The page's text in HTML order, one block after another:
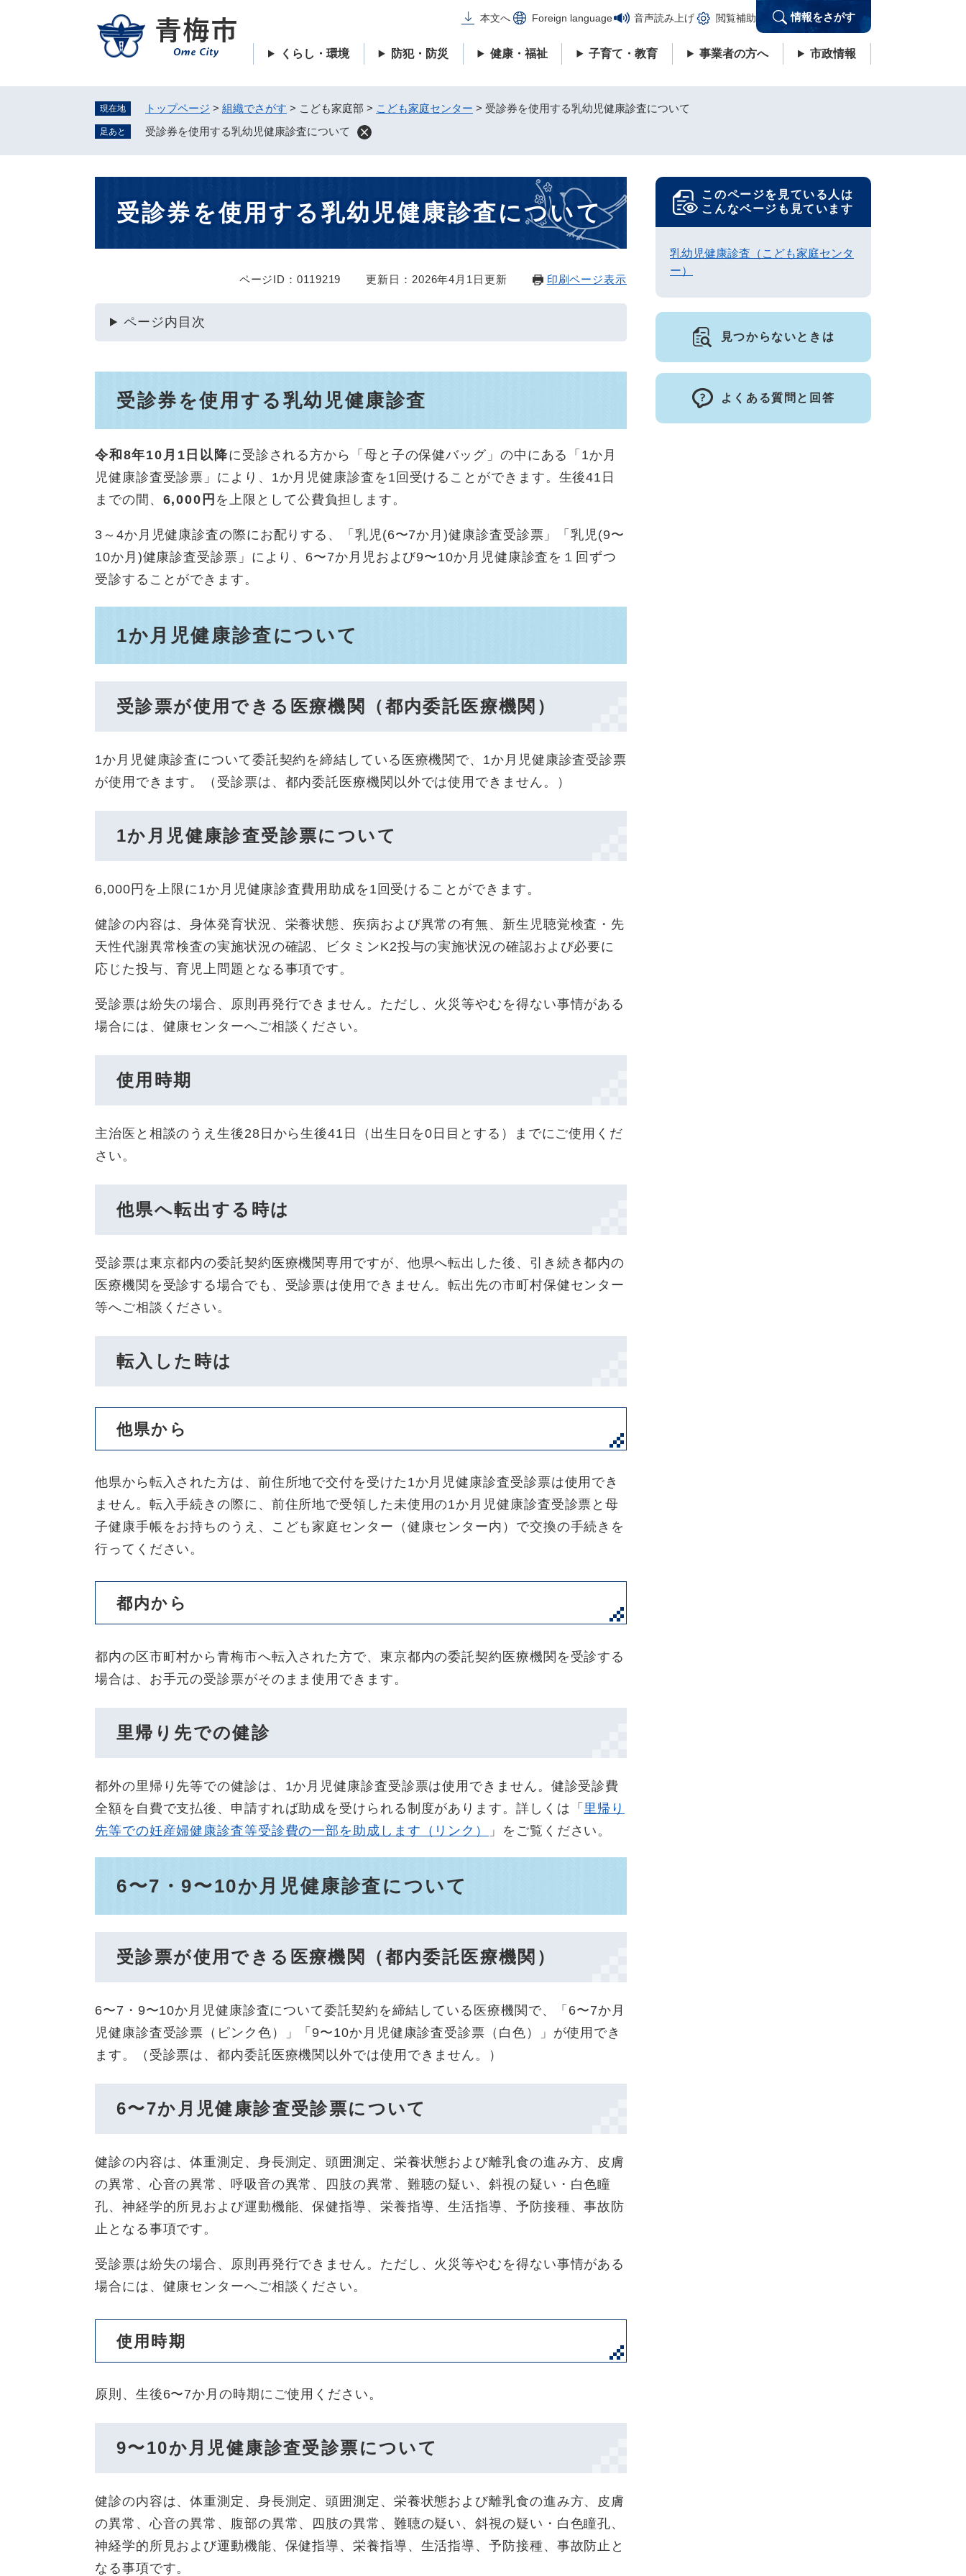
メニューを飛ばして本文へ
本文へ Foreign language 音声読み上げ 閲覧補助 情報をさがす
くらし・環境 防犯・防災 健康・福祉 子育て・教育 事業者の方へ 市政情報
現在地 トップページ > 組織でさがす > こども家庭部 > こども家庭センター > 受診券を使用する乳幼児健康診査について
足あと 受診券を使用する乳幼児健康診査について
受診券を使用する乳幼児健康診査について
ページID：0119219 更新日：2026年4月1日更新 印刷ページ表示
ページ内目次
受診券を使用する乳幼児健康診査
令和8年10月1日以降に受診される方から「母と子の保健バッグ」の中にある「1か月
児健康診査受診票」により、1か月児健康診査を1回受けることができます。生後41日
までの間、 6,000円 を上限として公費負担します。
3～4か月児健康診査の際にお配りする、「乳児(6〜7か月)健康診査受診票」「乳児(9〜
10か月)健康診査受診票」により、6〜7か月児および9〜10か月児健康診査を１回ずつ
受診することができます。
1か月児健康診査について
受診票が使用できる医療機関（都内委託医療機関）
1か月児健康診査について委託契約を締結している医療機関で、1か月児健康診査受診票
が使用できます。（受診票は、都内委託医療機関以外では使用できません。）
1か月児健康診査受診票について
6,000円を上限に1か月児健康診査費用助成を1回受けることができます。
健診の内容は、身体発育状況、栄養状態、疾病および異常の有無、新生児聴覚検査・先
天性代謝異常検査の実施状況の確認、ビタミンK2投与の実施状況の確認および必要に
応じた投与、育児上問題となる事項です。
受診票は紛失の場合、原則再発行できません。ただし、火災等やむを得ない事情がある
場合には、健康センターへご相談ください。
使用時期
主治医と相談のうえ生後28日から生後41日（出生日を0日目とする）までにご使用くだ
さい。
他県へ転出する時は
受診票は東京都内の委託契約医療機関専用ですが、他県へ転出した後、引き続き都内の
医療機関を受診する場合でも、受診票は使用できません。転出先の市町村保健センター
等へご相談ください。
転入した時は
他県から
他県から転入された方は、前住所地で交付を受けた1か月児健康診査受診票は使用でき
ません。転入手続きの際に、前住所地で受領した未使用の1か月児健康診査受診票と母
子健康手帳をお持ちのうえ、こども家庭センター（健康センター内）で交換の手続きを
行ってください。
都内から
都内の区市町村から青梅市へ転入された方で、東京都内の委託契約医療機関を受診する
場合は、お手元の受診票がそのまま使用できます。
里帰り先での健診
都外の里帰り先等での健診は、1か月児健康診査受診票は使用できません。健診受診費
全額を自費で支払後、申請すれば助成を受けられる制度があります。詳しくは「 里帰り
先等での妊産婦健康診査等受診費の一部を助成します（リンク）
」をご覧ください。
​6〜7・9〜10か月児健康診査について
受診票が使用できる医療機関（都内委託医療機関）
6〜7・9〜10か月児健康診査について委託契約を締結している医療機関で、「6〜7か月
児健康診査受診票（ピンク色）」「9〜10か月児健康診査受診票（白色）」が使用でき
ます。（受診票は、都内委託医療機関以外では使用できません。）
6〜7か月児健康診査受診票について
健診の内容は、体重測定、身長測定、頭囲測定、栄養状態および離乳食の進み方、皮膚
の異常、心音の異常、呼吸音の異常、四肢の異常、難聴の疑い、斜視の疑い・白色瞳
孔、神経学的所見および運動機能、保健指導、栄養指導、生活指導、予防接種、事故防
止となる事項です。
受診票は紛失の場合、原則再発行できません。ただし、火災等やむを得ない事情がある
場合には、健康センターへご相談ください。
使用時期
原則、生後6〜7か月の時期にご使用ください。
9〜10か月児健康診査受診票について
健診の内容は、体重測定、身長測定、頭囲測定、栄養状態および離乳食の進み方、皮膚
の異常、心音の異常、腹部の異常、四肢の異常、難聴の疑い、斜視の疑い・白色瞳孔、
神経学的所見および運動機能、保健指導、栄養指導、生活指導、予防接種、事故防止と
なる事項です。
このページを見ている人は
こんなページも見ています
乳幼児健康診査（こども家庭センタ
ー）
見つからないときは
よくある質問と回答